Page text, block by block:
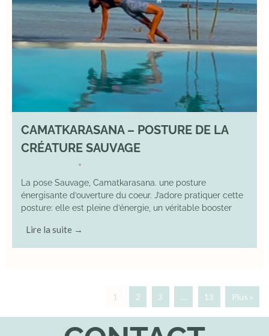
CAMATKARASANA – POSTURE DE LA
CRÉATURE SAUVAGE
•
La pose Sauvage, Camatkarasana. une posture
énergisante d’ouverture du coeur. J’adore pratiquer cette
posture: elle est pleine d’énergie, un véritable booster
Lire la suite →
1 2 3 … 13 Plus »